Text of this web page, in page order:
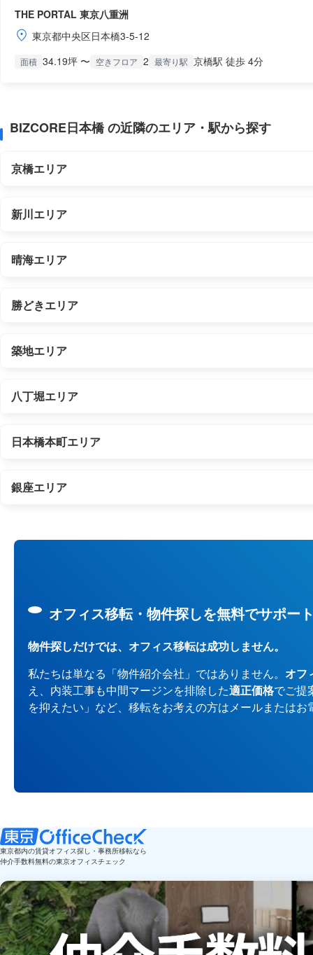
THE PORTAL 東京八重洲
東京都中央区日本橋3-5-12
面積 34.19坪 〜 空きフロア 2 最寄り駅 京橋駅 徒歩 4分
BIZCORE日本橋 の近隣のエリア・駅から探す
京橋エリア
新川エリア
晴海エリア
勝どきエリア
築地エリア
八丁堀エリア
日本橋本町エリア
銀座エリア
オフィス移転・物件探しを無料でサポー
物件探しだけでは、オフィス移転は成功しません。
私たちは単なる「物件紹介会社」ではありません。 オフ
え、内装工事も中間マージンを排除した適正価格でご提
を抑えたい」など、移転をお考えの方はメールまたは
東京都内の賃貸オフィス探し・事務所移転なら
仲介手数料無料の東京オフィスチェック